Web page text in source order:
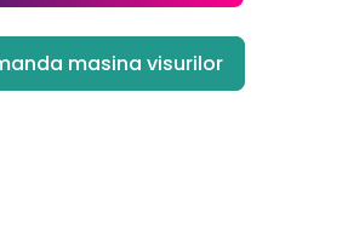
masina visurilor